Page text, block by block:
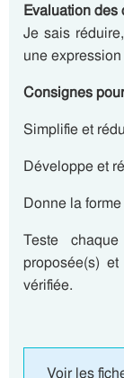
Evaluation des
Je sais
une
Consignes
Simplifie et
Développe et
Donne la
Teste
proposée(s)
vérifiée.
Voir les